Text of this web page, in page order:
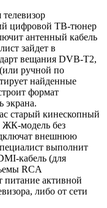
цифровой ТВ-тюнер
антенный кабель
зайдет в
вещания DVB-T2,
ручной по
найденные
формат
экрана.
старый кинескопный
ЖК-модель без
внешнюю
выполнит
кабель (для
RCA
питание активной
либо от сети